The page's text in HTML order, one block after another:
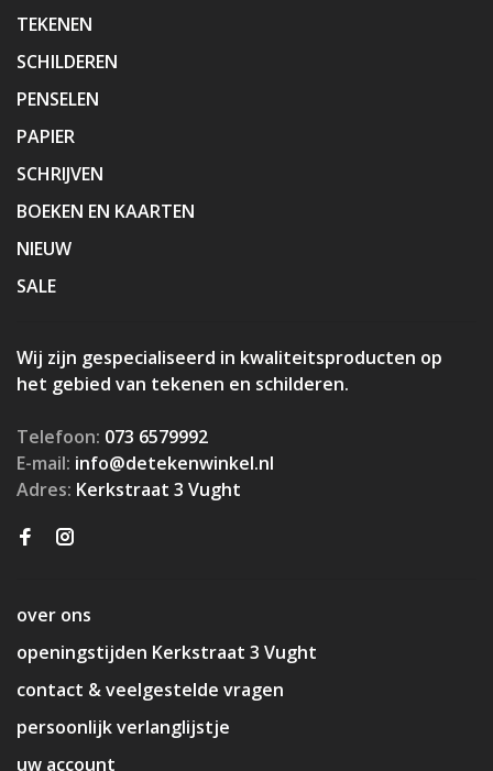
TEKENEN
SCHILDEREN
PENSELEN
PAPIER
SCHRIJVEN
BOEKEN EN KAARTEN
NIEUW
SALE
Wij zijn gespecialiseerd in kwaliteitsproducten op
het gebied van tekenen en schilderen.
Telefoon: 073 6579992
E-mail: info@detekenwinkel.nl
Adres: Kerkstraat 3 Vught
over ons
openingstijden Kerkstraat 3 Vught
contact & veelgestelde vragen
persoonlijk verlanglijstje
uw account